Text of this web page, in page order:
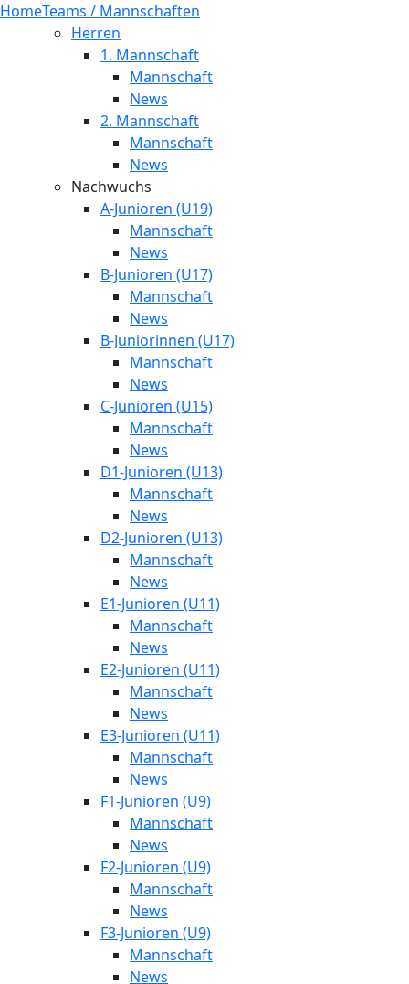
HomeTeams / Mannschaften
Herren
1. Mannschaft
Mannschaft
News
2. Mannschaft
Mannschaft
News
Nachwuchs
A-Junioren (U19)
Mannschaft
News
B-Junioren (U17)
Mannschaft
News
B-Juniorinnen (U17)
Mannschaft
News
C-Junioren (U15)
Mannschaft
News
D1-Junioren (U13)
Mannschaft
News
D2-Junioren (U13)
Mannschaft
News
E1-Junioren (U11)
Mannschaft
News
E2-Junioren (U11)
Mannschaft
News
E3-Junioren (U11)
Mannschaft
News
F1-Junioren (U9)
Mannschaft
News
F2-Junioren (U9)
Mannschaft
News
F3-Junioren (U9)
Mannschaft
News